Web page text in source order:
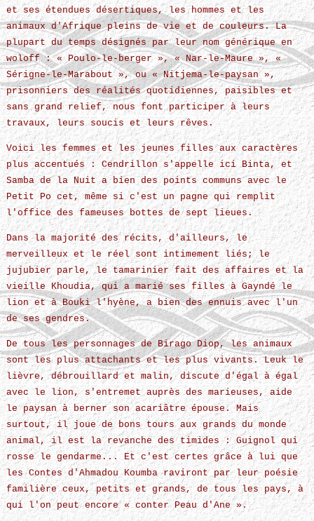
et ses étendues désertiques, les hommes et les
animaux d'Afrique pleins de vie et de couleurs. La
plupart du temps désignés par leur nom générique en
woloff : « Poulo-le-berger », « Nar-le-Maure », «
Sérigne-le-Marabout », ou « Nitjema-le-paysan »,
prisonniers des réalités quotidiennes, paisibles et
sans grand relief, nous font participer à leurs
travaux, leurs soucis et leurs rêves.
Voici les femmes et les jeunes filles aux caractères
plus accentués : Cendrillon s'appelle ici Binta, et
Samba de la Nuit a bien des points communs avec le
Petit Po cet, même si c'est un pagne qui remplit
l'office des fameuses bottes de sept lieues.
Dans la majorité des récits, d'ailleurs, le
merveilleux et le réel sont intimement liés; le
jujubier parle, le tamarinier fait des affaires et la
vieille Khoudia, qui a marié ses filles à Gayndé le
lion et à Bouki l'hyène, a bien des ennuis avec l'un
de ses gendres.
De tous les personnages de Birago Diop, les animaux
sont les plus attachants et les plus vivants. Leuk le
lièvre, débrouillard et malin, discute d'égal à égal
avec le lion, s'entremet auprès des marieuses, aide
le paysan à berner son acariâtre épouse. Mais
surtout, il joue de bons tours aux grands du monde
animal, il est la revanche des timides : Guignol qui
rosse le gendarme... Et c'est certes grâce à lui que
les Contes d'Ahmadou Koumba raviront par leur poésie
familière ceux, petits et grands, de tous les pays, à
qui l'on peut encore « conter Peau d'Ane ».